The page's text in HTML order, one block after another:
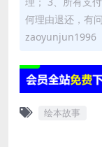
何理由退还，有
zaoyunjun1996
绘本故事